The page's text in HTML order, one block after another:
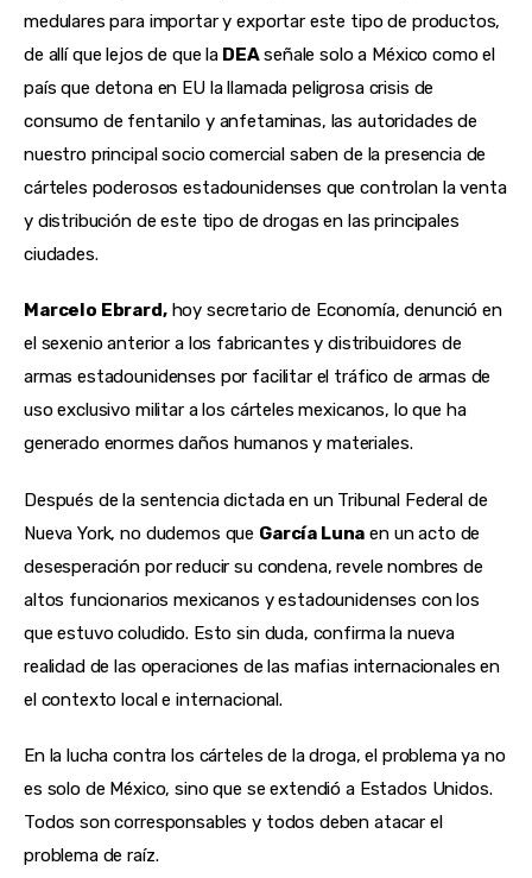
medulares para importar y exportar este tipo de productos,
de allí que lejos de que laDEAseñale solo a México como el
país que detona en EU la llamada peligrosa crisis de
consumo de fentanilo y anfetaminas, las autoridades de
nuestro principal socio comercial saben de la presencia de
cárteles poderosos estadounidenses que controlan la venta
y distribución de este tipo de drogas en las principales
ciudades.
Marcelo Ebrard,hoy secretario de Economía, denunció en
el sexenio anterior a los fabricantes y distribuidores de
armas estadounidenses por facilitar el tráfico de armas de
uso exclusivo militar a los cárteles mexicanos, lo que ha
generado enormes daños humanos y materiales.
Después de la sentencia dictada en un Tribunal Federal de
Nueva York, no dudemos que García Luna en un acto de
desesperación por reducir su condena, revele nombres de
altos funcionarios mexicanos y estadounidenses con los
que estuvo coludido. Esto sin duda, confirma la nueva
realidad de las operaciones de las mafias internacionales en
el contexto local e internacional.
En la lucha contra los cárteles de la droga, el problema ya no
es solo de México, sino que se extendió a Estados Unidos.
Todos son corresponsables y todos deben atacar el
problema de raíz.